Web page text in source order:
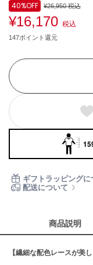
Ballelite
バレリット
バンドリヤー
Barbour
バブアー
Beyond Closet
ビヨンドクローゼット
Calvin Klein
カルバン・クライン
セロン
40%OFF ¥26,950税込
¥16,170 税込
147ポイント還元
ギフトラッピングに
配送について
商品説明
【繊細な配色レースが美